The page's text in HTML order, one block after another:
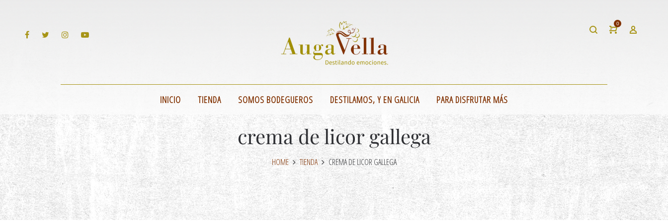
0
INICIO TIENDA SOMOS BODEGUEROS DESTILAMOS, Y EN GALICIA PARA DISFRUTAR MÁS
crema de licor gallega
HOME TIENDA CREMA DE LICOR GALLEGA